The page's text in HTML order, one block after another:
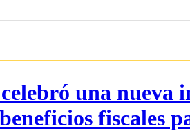
una nueva
fiscales